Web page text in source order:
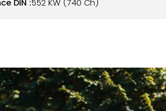
de ses entretiens et dispose des
sur les ailes et sur le pare-chocs
DIN :552 KW (740 Ch)